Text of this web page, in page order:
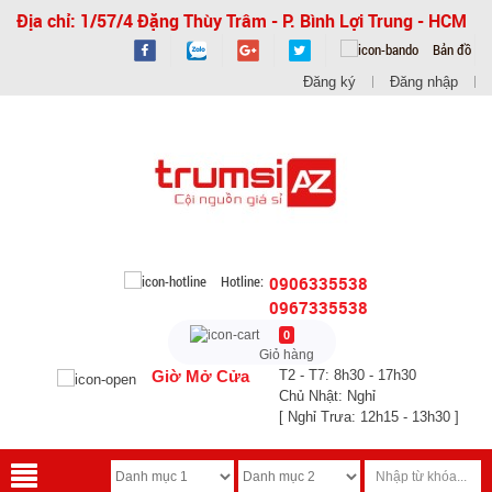
Địa chỉ: 1/57/4 Đặng Thùy Trâm - P. Bình Lợi Trung - HCM
Bản đồ
Đăng ký Đăng nhập
Hotline: 0906335538
0967335538
0
Giỏ hàng
Giờ Mở Cửa
T2 - T7: 8h30 - 17h30
Chủ Nhật: Nghỉ
[ Nghỉ Trưa: 12h15 - 13h30 ]